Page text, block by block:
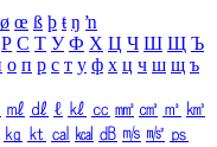
ø œ ß þ ŧ ŋ ŉ
Р С Т У Ф Х Ц Ч Ш Щ Ъ
о п р с т у ф х ц ч ш щ ъ
㎖ ㎗ ℓ ㎘ ㏄ ㎣ ㎤ ㎥ ㎦
㎏ ㏏ ㎈ ㎉ ㏈ ㎧ ㎨ ㎰